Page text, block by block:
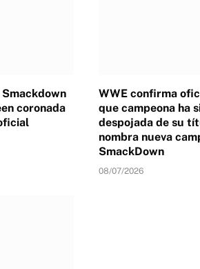
coronada
WWE confirma
que campeona ha
despojada de su
nombra nueva
SmackDown
08/07/2026